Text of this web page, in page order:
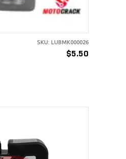
$5.50
SKU: LUBMK000026